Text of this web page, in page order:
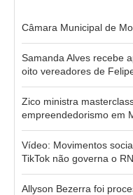
Câmara Municipal de
Samanda Alves recebe
oito vereadores de
Zico ministra
empreendedorismo em
Vídeo: Movimentos
TikTok não governa o RN
Allyson Bezerra foi